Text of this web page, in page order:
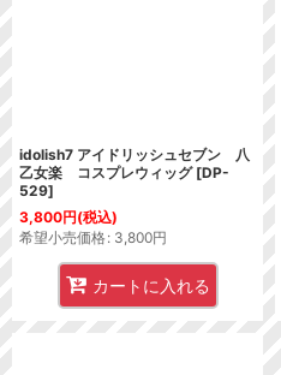
idolish7 アイドリッシュセブン 八
乙女楽 コスプレウィッグ [DP-
529]
3,800円(税込)
希望小売価格: 3,800円
カートに入れる